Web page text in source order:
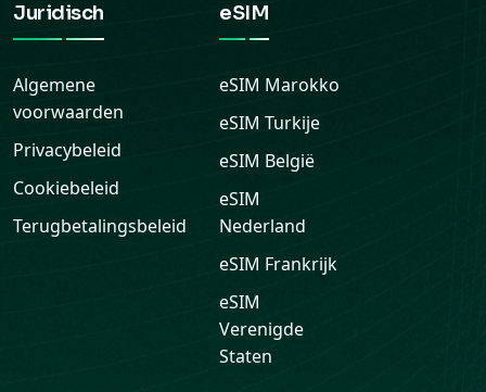
Juridisch
Algemene
voorwaarden
Privacybeleid
Cookiebeleid
Terugbetalingsbeleid
eSIM
eSIM Marokko
eSIM Turkije
eSIM België
eSIM
Nederland
eSIM Frankrijk
eSIM
Verenigde
Staten